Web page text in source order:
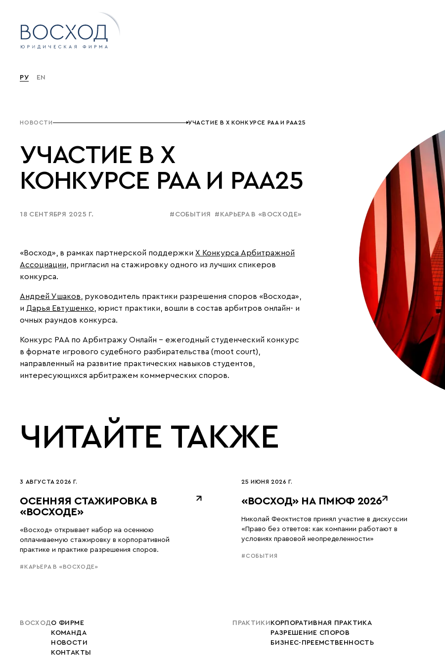
РУ EN
НОВОСТИ УЧАСТИЕ В X КОНКУРСЕ РАА И РАА25
УЧАСТИЕ В X
КОНКУРСЕ РАА И РАА25
18 СЕНТЯБРЯ 2025 Г. #СОБЫТИЯ #КАРЬЕРА В «ВОСХОДЕ»
«Восход», в рамках партнерской поддержки X Конкурса Арбитражной
Ассоциации,
пригласил на стажировку одного из лучших спикеров
конкурса.
Андрей Ушаков , руководитель практики разрешения споров «Восхода»,
и Дарья Евтушенко , юрист практики, вошли в состав арбитров онлайн- и
очных раундов конкурса.
Конкурс РАА по Арбитражу Онлайн - ежегодный студенческий конкурс
в формате игрового судебного разбирательства (moot court),
направленный на развитие практических навыков студентов,
интересующихся арбитражем коммерческих споров.
ЧИТАЙТЕ ТАКЖЕ
3 АВГУСТА 2026 Г.
ОСЕННЯЯ СТАЖИРОВКА В
«ВОСХОДЕ»
«Восход» открывает набор на осеннюю
оплачиваемую стажировку в корпоративной
практике и практике разрешения споров.
#КАРЬЕРА В «ВОСХОДЕ»
25 ИЮНЯ 2026 Г.
«ВОСХОД» НА ПМЮФ 2026
Николай Феоктистов принял участие в дискуссии
«Право без ответов: как компании работают в
условиях правовой неопределенности»
#СОБЫТИЯ
ВОСХОДО ФИРМЕ
КОМАНДА
НОВОСТИ
КОНТАКТЫ
ПРАКТИКИ КОРПОРАТИВНАЯ ПРАКТИКА
РАЗРЕШЕНИЕ СПОРОВ
БИЗНЕС-ПРЕЕМСТВЕННОСТЬ